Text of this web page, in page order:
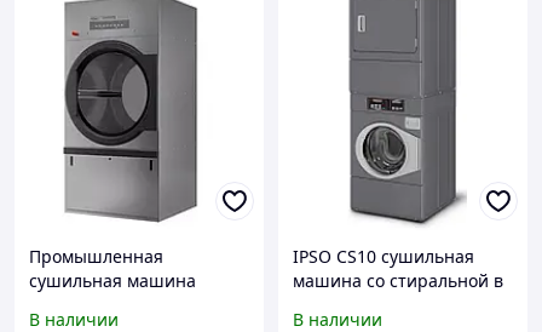
Промышленная
сушильная машина
В наличии
IPSO CS10 сушильная
машина со стиральной в
В наличии